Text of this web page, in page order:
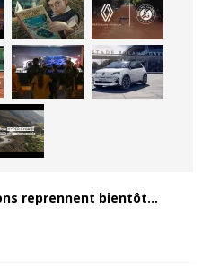
reprennent bientôt…